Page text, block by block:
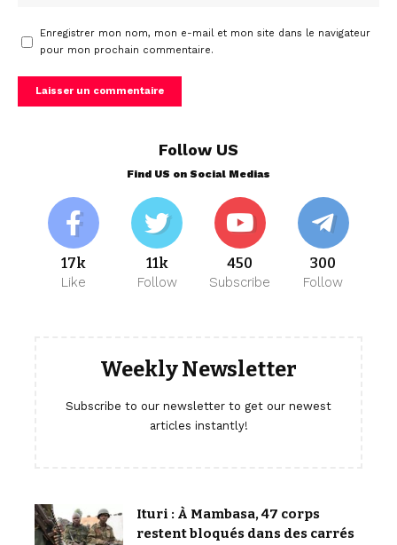
Enregistrer mon nom, mon e-mail et mon site dans le navigateur
pour mon prochain commentaire.
Follow US
Find US on Social Medias
17k
Like
11k
Follow
450
Subscribe
300
Follow
Weekly Newsletter
Subscribe to our newsletter to get our newest
articles instantly!
Ituri : À Mambasa, 47 corps
restent bloqués dans des carrés